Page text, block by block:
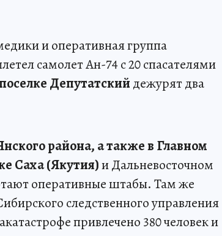
и оперативная группа
самолет Ан-74 с 20 спасателями
Депутатскийдежурят два
района, а также в Главном
Саха (Якутия)и Дальневосточном
оперативные штабы. Там же
следственного управления
привлечено 380 человек и